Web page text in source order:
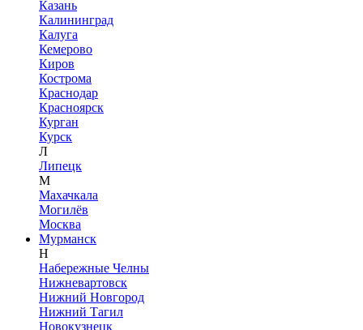
Казань
Калининград
Калуга
Кемерово
Киров
Кострома
Краснодар
Красноярск
Курган
Курск
Л
Липецк
М
Махачкала
Могилёв
Москва
Мурманск
Н
Набережные Челны
Нижневартовск
Нижний Новгород
Нижний Тагил
Новокузнецк